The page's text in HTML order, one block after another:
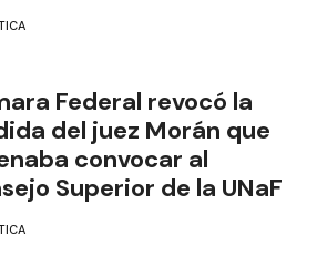
Federal revocó la
del juez Morán que
convocar al
Superior de la UNaF